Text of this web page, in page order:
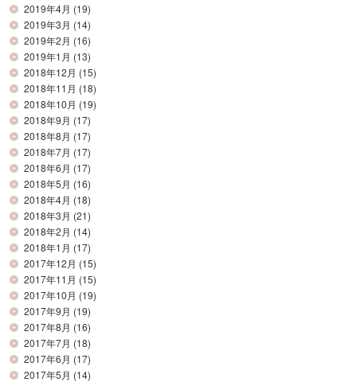
2019年4月 (19)
2019年3月 (14)
2019年2月 (16)
2019年1月 (13)
2018年12月 (15)
2018年11月 (18)
2018年10月 (19)
2018年9月 (17)
2018年8月 (17)
2018年7月 (17)
2018年6月 (17)
2018年5月 (16)
2018年4月 (18)
2018年3月 (21)
2018年2月 (14)
2018年1月 (17)
2017年12月 (15)
2017年11月 (15)
2017年10月 (19)
2017年9月 (19)
2017年8月 (16)
2017年7月 (18)
2017年6月 (17)
2017年5月 (14)